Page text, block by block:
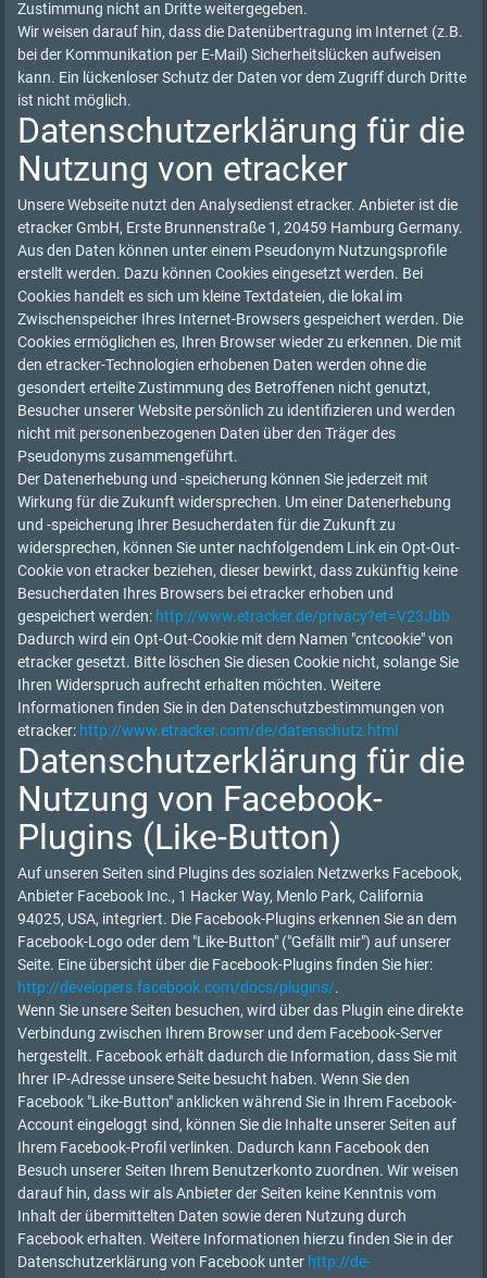
Zustimmung nicht an Dritte weitergegeben.
Wir weisen darauf hin, dass die Datenübertragung im Internet (z.B.
bei der Kommunikation per E-Mail) Sicherheitslücken aufweisen
kann. Ein lückenloser Schutz der Daten vor dem Zugriff durch Dritte
ist nicht möglich.
Datenschutzerklärung für die
Nutzung von etracker
Unsere Webseite nutzt den Analysedienst etracker. Anbieter ist die
etracker GmbH, Erste Brunnenstraße 1, 20459 Hamburg Germany.
Aus den Daten können unter einem Pseudonym Nutzungsprofile
erstellt werden. Dazu können Cookies eingesetzt werden. Bei
Cookies handelt es sich um kleine Textdateien, die lokal im
Zwischenspeicher Ihres Internet-Browsers gespeichert werden. Die
Cookies ermöglichen es, Ihren Browser wieder zu erkennen. Die mit
den etracker-Technologien erhobenen Daten werden ohne die
gesondert erteilte Zustimmung des Betroffenen nicht genutzt,
Besucher unserer Website persönlich zu identifizieren und werden
nicht mit personenbezogenen Daten über den Träger des
Pseudonyms zusammengeführt.
Der Datenerhebung und -speicherung können Sie jederzeit mit
Wirkung für die Zukunft widersprechen. Um einer Datenerhebung
und -speicherung Ihrer Besucherdaten für die Zukunft zu
widersprechen, können Sie unter nachfolgendem Link ein Opt-Out-
Cookie von etracker beziehen, dieser bewirkt, dass zukünftig keine
Besucherdaten Ihres Browsers bei etracker erhoben und
gespeichert werden: http://www.etracker.de/privacy?et=V23Jbb
Dadurch wird ein Opt-Out-Cookie mit dem Namen "cntcookie" von
etracker gesetzt. Bitte löschen Sie diesen Cookie nicht, solange Sie
Ihren Widerspruch aufrecht erhalten möchten. Weitere
Informationen finden Sie in den Datenschutzbestimmungen von
etracker: http://www.etracker.com/de/datenschutz.html
Datenschutzerklärung für die
Nutzung von Facebook-
Plugins (Like-Button)
Auf unseren Seiten sind Plugins des sozialen Netzwerks Facebook,
Anbieter Facebook Inc., 1 Hacker Way, Menlo Park, California
94025, USA, integriert. Die Facebook-Plugins erkennen Sie an dem
Facebook-Logo oder dem "Like-Button" ("Gefällt mir") auf unserer
Seite. Eine übersicht über die Facebook-Plugins finden Sie hier:
http://developers.facebook.com/docs/plugins/.
Wenn Sie unsere Seiten besuchen, wird über das Plugin eine direkte
Verbindung zwischen Ihrem Browser und dem Facebook-Server
hergestellt. Facebook erhält dadurch die Information, dass Sie mit
Ihrer IP-Adresse unsere Seite besucht haben. Wenn Sie den
Facebook "Like-Button" anklicken während Sie in Ihrem Facebook-
Account eingeloggt sind, können Sie die Inhalte unserer Seiten auf
Ihrem Facebook-Profil verlinken. Dadurch kann Facebook den
Besuch unserer Seiten Ihrem Benutzerkonto zuordnen. Wir weisen
darauf hin, dass wir als Anbieter der Seiten keine Kenntnis vom
Inhalt der übermittelten Daten sowie deren Nutzung durch
Facebook erhalten. Weitere Informationen hierzu finden Sie in der
Datenschutzerklärung von Facebook unter http://de-